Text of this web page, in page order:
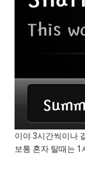
이야 3시간씩이나
보통 혼자 탈때는 1